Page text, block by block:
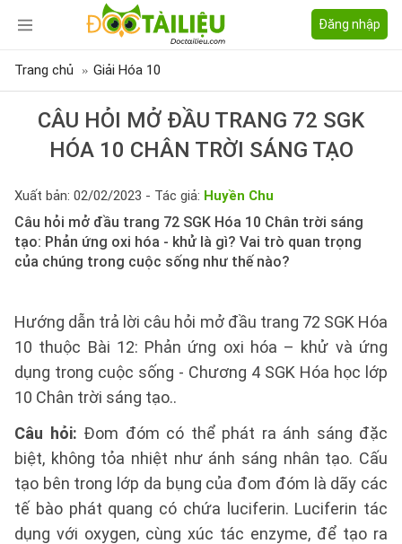
Đăng nhập
Trang chủ Giải Hóa 10
CÂU HỎI MỞ ĐẦU TRANG 72 SGK
HÓA 10 CHÂN TRỜI SÁNG TẠO
Xuất bản: 02/02/2023 - Tác giả: Huyền Chu
Câu hỏi mở đầu trang 72 SGK Hóa 10 Chân trời sáng
tạo: Phản ứng oxi hóa - khử là gì? Vai trò quan trọng
của chúng trong cuộc sống như thế nào?
Hướng dẫn trả lời câu hỏi mở đầu trang 72 SGK Hóa
10 thuộc Bài 12: Phản ứng oxi hóa – khử và ứng
dụng trong cuộc sống - Chương 4 SGK Hóa học lớp
10 Chân trời sáng tạo..
Câu hỏi: Đom đóm có thể phát ra ánh sáng đặc
biệt, không tỏa nhiệt như ánh sáng nhân tạo. Cấu
tạo bên trong lớp da bụng của đom đóm là dãy các
tế bào phát quang có chứa luciferin. Luciferin tác
dụng với oxygen, cùng xúc tác enzyme, để tạo ra